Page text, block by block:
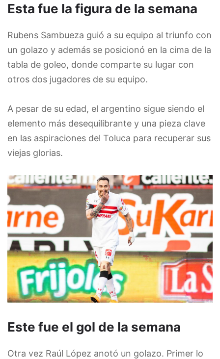
Esta fue la figura de la semana
Rubens Sambueza guió a su equipo al triunfo con
un golazo y además se posicionó en la cima de la
tabla de goleo, donde comparte su lugar con
otros dos jugadores de su equipo.
A pesar de su edad, el argentino sigue siendo el
elemento más desequilibrante y una pieza clave
en las aspiraciones del Toluca para recuperar sus
viejas glorias.
Este fue el gol de la semana
Otra vez Raúl López anotó un golazo. Primer lo